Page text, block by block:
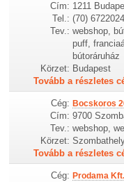
Cím: 1211
Tel.: (70) 6722024
Tev.: webshop,
puff,
bútoráruház
Körzet: Budapest
Tovább a részletes
Cég: Bocskoros
Cím: 9700
Tev.: webshop,
Körzet:
Tovább a részletes
Cég: Prodama Kft.